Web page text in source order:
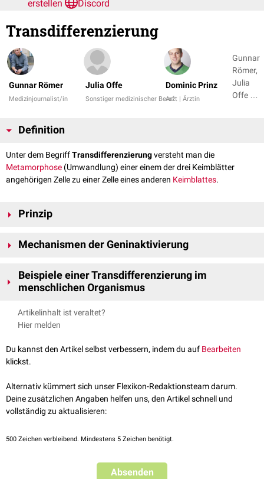
erstellen
Discord
Transdifferenzierung
Gunnar Römer
Medizinjournalist/in
Julia Offe
Sonstiger medizinischer Beruf
Dominic Prinz
Arzt | Ärztin
Gunnar
Römer,
Julia
Offe +
Definition
Unter dem BegriffTransdifferenzierungversteht man die
Metamorphose (Umwandlung) einer einem der drei Keimblätter
angehörigen Zelle zu einer Zelle eines anderen Keimblattes.
Prinzip
molekularbiologischer Ebene zu einer vollkommenen Umänderung der
schlussendlich vollkommen andere Proteine synthetisiert. Die
Abschaltung bisher aktiver Gene erfolgt dabei hauptsächlich durch die
Prozesse der Histondeacetylierung oder der
entsprechenden DNA-Abschnitte. Um eine Transdifferenzierung
vollständig ablaufen zu lassen, muss sich die Aktivität von vielen
umgewandelten Zelle in der Regel in großen Teilen anders ist.
Mechanismen der Geninaktivierung
entfernt, was seine Affinität zu denPhosphatgruppen
erhöht. Dadurch wird die Bindungsfähigkeit von
derGenexpressionan diesem Punkt führt.
dieMethylierung
Inaktivierung führt
Beispiele einer Transdifferenzierung im
menschlichen Organismus
Barrett-Ösophagus : Umwandlung von Epithelzellen in
produzierende Darmzellen (
Adenokarzinoms)
Bildung von
(Umwandlung von
Artikelinhalt ist veraltet?
Hier melden
Du kannst den Artikel selbst verbessern, indem du auf Bearbeiten
klickst.
Alternativ kümmert sich unser Flexikon-Redaktionsteam darum.
Deine zusätzlichen Angaben helfen uns, den Artikel schnell und
vollständig zu aktualisieren:
500 Zeichen verbleibend. Mindestens 5 Zeichen benötigt.
Absenden